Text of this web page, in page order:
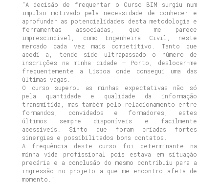
“A decisão de frequentar o Curso BIM surgiu num
impulso motivado pela necessidade de conhecer e
aprofundar as potencialidades desta metodologia e
ferramentas associadas, que me parece
imprescindível, como Engenheira Civil, neste
mercado cada vez mais competitivo. Tanto que
acedi a, tendo sido ultrapassado o número de
inscrições na minha cidade – Porto, deslocar-me
frequentemente a Lisboa onde consegui uma das
últimas vagas.
O curso superou as minhas expectativas não só
pela quantidade e qualidade da informação
transmitida, mas também pelo relacionamento entre
formandos, convidados e formadores, estes
últimos sempre disponíveis e facilmente
acessíveis. Sinto que foram criadas fortes
sinergias e possibilitados bons contatos.
A frequência deste curso foi determinante na
minha vida profissional pois estava em situação
precária e a conclusão do mesmo contribuiu para a
ingressão no projeto a que me encontro afeta de
momento.”